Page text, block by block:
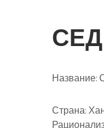
Название:
Страна: